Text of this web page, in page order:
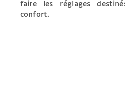
faire
les réglages
confort.